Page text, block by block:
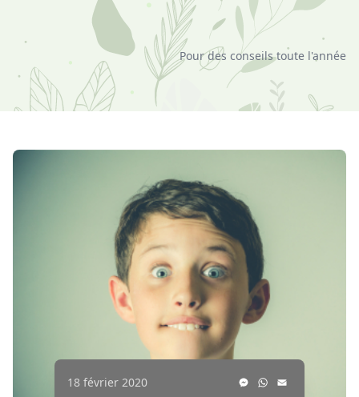
Pour des conseils toute l'année
18 février 2020 Messenger
WhatsApp